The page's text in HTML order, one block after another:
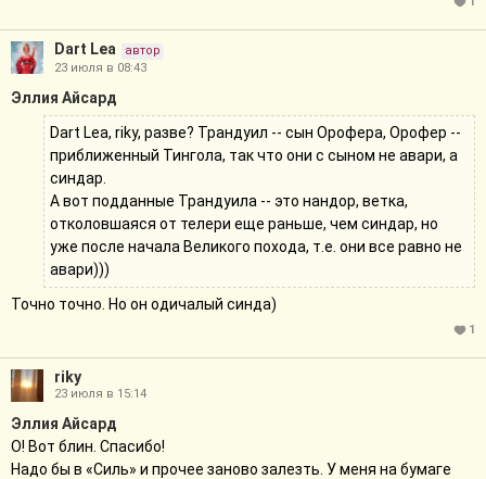
Dart Lea
автор
23 июля в 08:43
Эллия Айсард
Dart Lea, riky, разве? Трандуил -- сын Орофера, Орофер --
приближенный Тингола, так что они с сыном не авари, а
синдар.
А вот подданные Трандуила -- это нандор, ветка,
отколовшаяся от телери еще раньше, чем синдар, но
уже после начала Великого похода, т.е. они все равно не
авари)))
Точно точно. Но он одичалый синда)
1
riky
23 июля в 15:14
Эллия Айсард
О! Вот блин. Спасибо!
Надо бы в «Силь» и прочее заново залезть. У меня на бумаге